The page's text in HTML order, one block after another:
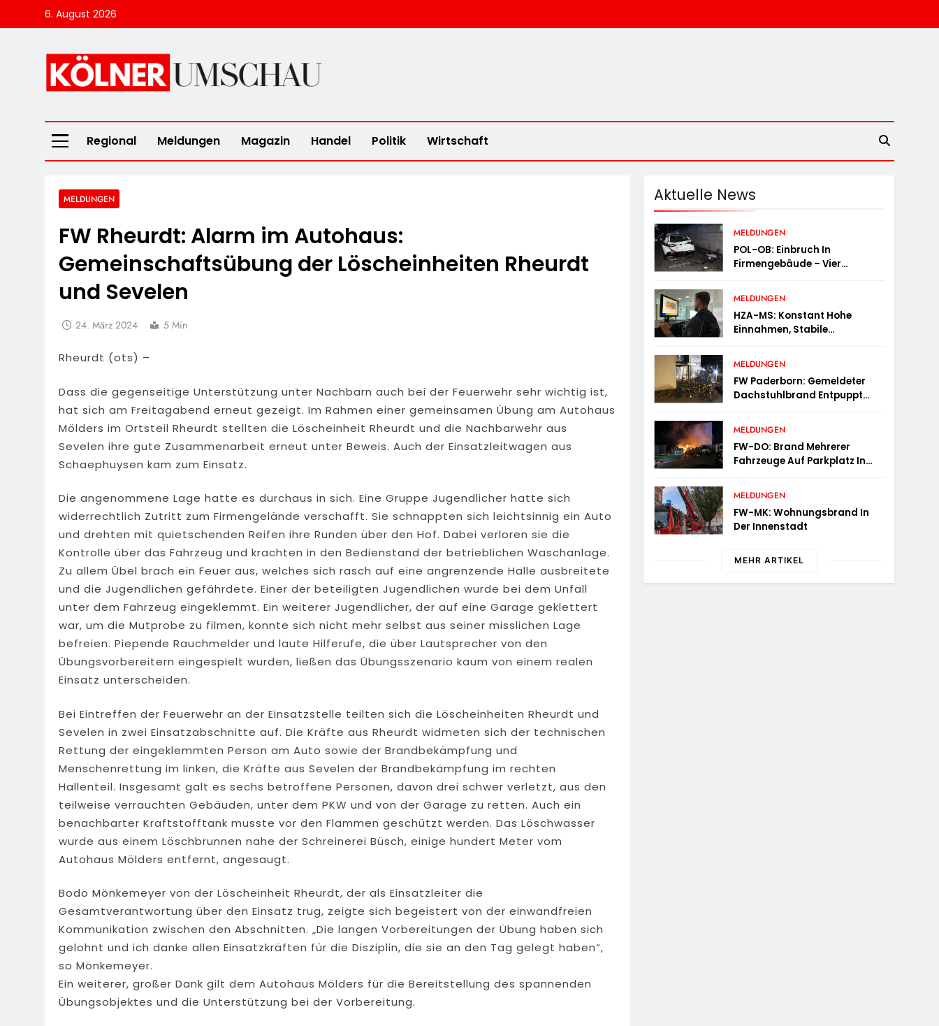
to
6. August 2026
Kölner Umschau
Regional Meldungen Magazin Handel Politik Wirtschaft
MELDUNGEN
FW Rheurdt: Alarm im Autohaus:
Gemeinschaftsübung der Löscheinheiten Rheurdt
und Sevelen
24. März 2024 5 Min
Rheurdt (ots) –
Dass die gegenseitige Unterstützung unter Nachbarn auch bei der Feuerwehr sehr wichtig ist,
hat sich am Freitagabend erneut gezeigt. Im Rahmen einer gemeinsamen Übung am Autohaus
Mölders im Ortsteil Rheurdt stellten die Löscheinheit Rheurdt und die Nachbarwehr aus
Sevelen ihre gute Zusammenarbeit erneut unter Beweis. Auch der Einsatzleitwagen aus
Schaephuysen kam zum Einsatz.
Die angenommene Lage hatte es durchaus in sich. Eine Gruppe Jugendlicher hatte sich
widerrechtlich Zutritt zum Firmengelände verschafft. Sie schnappten sich leichtsinnig ein Auto
und drehten mit quietschenden Reifen ihre Runden über den Hof. Dabei verloren sie die
Kontrolle über das Fahrzeug und krachten in den Bedienstand der betrieblichen Waschanlage.
Zu allem Übel brach ein Feuer aus, welches sich rasch auf eine angrenzende Halle ausbreitete
und die Jugendlichen gefährdete. Einer der beteiligten Jugendlichen wurde bei dem Unfall
unter dem Fahrzeug eingeklemmt. Ein weiterer Jugendlicher, der auf eine Garage geklettert
war, um die Mutprobe zu filmen, konnte sich nicht mehr selbst aus seiner misslichen Lage
befreien. Piepende Rauchmelder und laute Hilferufe, die über Lautsprecher von den
Übungsvorbereitern eingespielt wurden, ließen das Übungsszenario kaum von einem realen
Einsatz unterscheiden.
Bei Eintreffen der Feuerwehr an der Einsatzstelle teilten sich die Löscheinheiten Rheurdt und
Sevelen in zwei Einsatzabschnitte auf. Die Kräfte aus Rheurdt widmeten sich der technischen
Rettung der eingeklemmten Person am Auto sowie der Brandbekämpfung und
Menschenrettung im linken, die Kräfte aus Sevelen der Brandbekämpfung im rechten
Hallenteil. Insgesamt galt es sechs betroffene Personen, davon drei schwer verletzt, aus den
teilweise verrauchten Gebäuden, unter dem PKW und von der Garage zu retten. Auch ein
benachbarter Kraftstofftank musste vor den Flammen geschützt werden. Das Löschwasser
wurde aus einem Löschbrunnen nahe der Schreinerei Büsch, einige hundert Meter vom
Autohaus Mölders entfernt, angesaugt.
Bodo Mönkemeyer von der Löscheinheit Rheurdt, der als Einsatzleiter die
Gesamtverantwortung über den Einsatz trug, zeigte sich begeistert von der einwandfreien
Kommunikation zwischen den Abschnitten. „Die langen Vorbereitungen der Übung haben sich
gelohnt und ich danke allen Einsatzkräften für die Disziplin, die sie an den Tag gelegt haben“,
so Mönkemeyer.
Ein weiterer, großer Dank gilt dem Autohaus Mölders für die Bereitstellung des spannenden
Übungsobjektes und die Unterstützung bei der Vorbereitung.
Aktuelle News
MELDUNGEN
POL-OB: Einbruch In
Firmengebäude – Vier
MELDUNGEN
HZA-MS: Konstant Hohe
Einnahmen, Stabile
Arbeit Mit E-Zigaretten /
Hauptzollamt Münster Zieht
Für 2025 Bilanz
MELDUNGEN
FW Paderborn: Gemeldeter
Dachstuhlbrand Entpuppt
Reismann-Gymnasium
MELDUNGEN
FW-DO: Brand Mehrerer
Fahrzeuge Auf Parkplatz In
MELDUNGEN
FW-MK: Wohnungsbrand In
Der Innenstadt
MEHR ARTIKEL